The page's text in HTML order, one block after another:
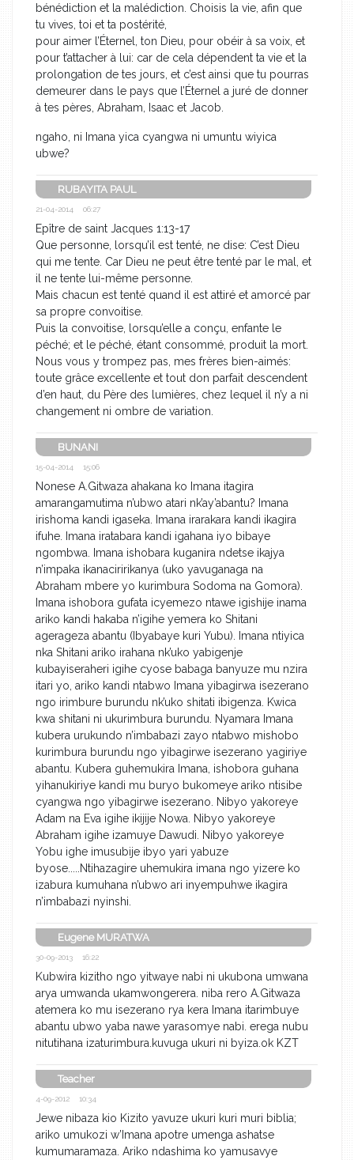
bénédiction et la malédiction. Choisis la vie, afin que
tu vives, toi et ta postérité,
pour aimer l’Éternel, ton Dieu, pour obéir à sa voix, et
pour t’attacher à lui: car de cela dépendent ta vie et la
prolongation de tes jours, et c’est ainsi que tu pourras
demeurer dans le pays que l’Éternel a juré de donner
à tes pères, Abraham, Isaac et Jacob.
ngaho, ni Imana yica cyangwa ni umuntu wiyica
ubwe?
RUBAYITA PAUL
21-04-2014 06:27
Epître de saint Jacques 1:13-17
Que personne, lorsqu’il est tenté, ne dise: C’est Dieu
qui me tente. Car Dieu ne peut être tenté par le mal, et
il ne tente lui-même personne.
Mais chacun est tenté quand il est attiré et amorcé par
sa propre convoitise.
Puis la convoitise, lorsqu’elle a conçu, enfante le
péché; et le péché, étant consommé, produit la mort.
Nous vous y trompez pas, mes frères bien-aimés:
toute grâce excellente et tout don parfait descendent
d’en haut, du Père des lumières, chez lequel il n’y a ni
changement ni ombre de variation.
BUNANI
15-04-2014 15:06
Nonese A.Gitwaza ahakana ko Imana itagira
amarangamutima n’ubwo atari nk’ay’abantu? Imana
irishoma kandi igaseka. Imana irarakara kandi ikagira
ifuhe. Imana iratabara kandi igahana iyo bibaye
ngombwa. Imana ishobara kuganira ndetse ikajya
n’impaka ikanaciririkanya (uko yavuganaga na
Abraham mbere yo kurimbura Sodoma na Gomora).
Imana ishobora gufata icyemezo ntawe igishije inama
ariko kandi hakaba n’igihe yemera ko Shitani
agerageza abantu (Ibyabaye kuri Yubu). Imana ntiyica
nka Shitani ariko irahana nk’uko yabigenje
kubayiseraheri igihe cyose babaga banyuze mu nzira
itari yo, ariko kandi ntabwo Imana yibagirwa isezerano
ngo irimbure burundu nk’uko shitati ibigenza. Kwica
kwa shitani ni ukurimbura burundu. Nyamara Imana
kubera urukundo n’imbabazi zayo ntabwo mishobo
kurimbura burundu ngo yibagirwe isezerano yagiriye
abantu. Kubera guhemukira Imana, ishobora guhana
yihanukiriye kandi mu buryo bukomeye ariko ntisibe
cyangwa ngo yibagirwe isezerano. Nibyo yakoreye
Adam na Eva igihe ikijije Nowa. Nibyo yakoreye
Abraham igihe izamuye Dawudi. Nibyo yakoreye
Yobu ighe imusubije ibyo yari yabuze
byose.....Ntihazagire uhemukira imana ngo yizere ko
izabura kumuhana n’ubwo ari inyempuhwe ikagira
n’imbabazi nyinshi.
Eugene MURATWA
30-09-2013 16:22
Kubwira kizitho ngo yitwaye nabi ni ukubona umwana
arya umwanda ukamwongerera. niba rero A.Gitwaza
atemera ko mu isezerano rya kera Imana itarimbuye
abantu ubwo yaba nawe yarasomye nabi. erega nubu
nitutihana izaturimbura.kuvuga ukuri ni byiza.ok KZT
Teacher
4-09-2012 10:34
Jewe nibaza kio Kizito yavuze ukuri kuri muri biblia;
ariko umukozi w’Imana apotre umenga ashatse
kumumaramaza. Ariko ndashima ko yamusavye